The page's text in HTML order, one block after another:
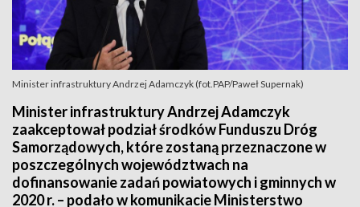
Minister infrastruktury Andrzej Adamczyk (fot.PAP/Paweł Supernak)
Minister infrastruktury Andrzej Adamczyk
zaakceptował podział środków Funduszu Dróg
Samorządowych, które zostaną przeznaczone w
poszczególnych województwach na
dofinansowanie zadań powiatowych i gminnych w
2020 r. – podało w komunikacie Ministerstwo